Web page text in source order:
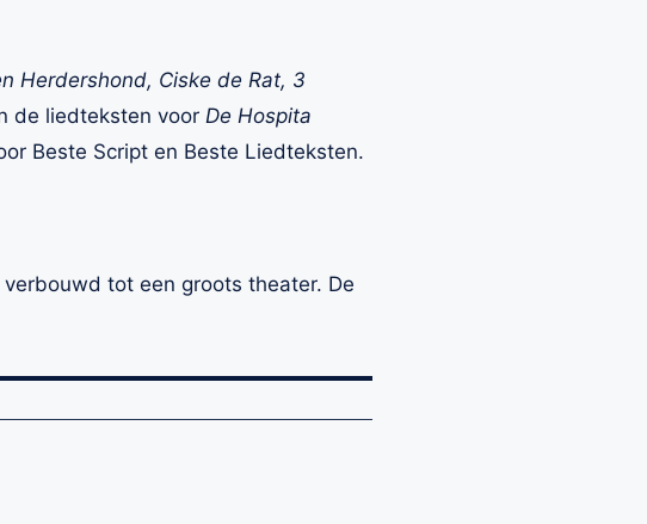
Herdershond, Ciske de Rat, 3
de liedteksten voor De Hospita
Beste Script en Beste Liedteksten.
tot een groots theater. De